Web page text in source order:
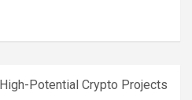
Potential Crypto Projects